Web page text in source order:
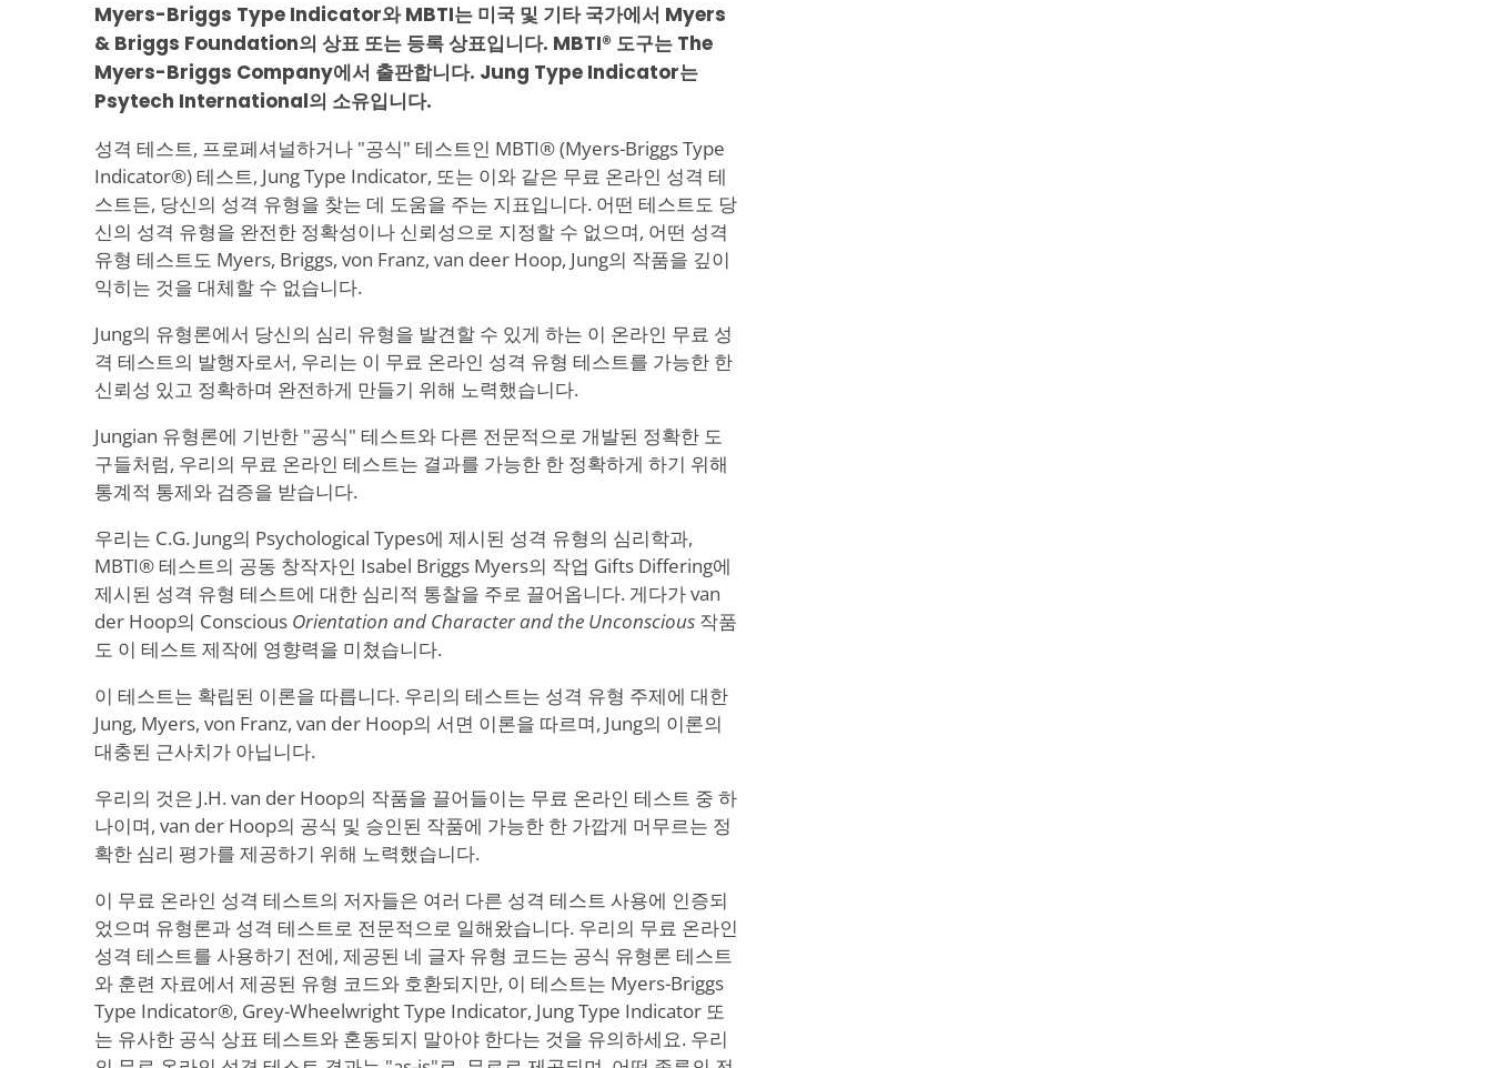
Myers-Briggs Type Indicator와 MBTI는 미국 및 기타 국가에서 Myers
& Briggs Foundation의 상표 또는 등록 상표입니다. MBTI® 도구는 The
Myers-Briggs Company에서 출판합니다. Jung Type Indicator는
Psytech International의 소유입니다.
성격 테스트, 프로페셔널하거나 "공식" 테스트인 MBTI® (Myers-Briggs Type
Indicator®) 테스트, Jung Type Indicator, 또는 이와 같은 무료 온라인 성격 테
스트든, 당신의 성격 유형을 찾는 데 도움을 주는 지표입니다. 어떤 테스트도 당
신의 성격 유형을 완전한 정확성이나 신뢰성으로 지정할 수 없으며, 어떤 성격
유형 테스트도 Myers, Briggs, von Franz, van deer Hoop, Jung의 작품을 깊이
익히는 것을 대체할 수 없습니다.
Jung의 유형론에서 당신의 심리 유형을 발견할 수 있게 하는 이 온라인 무료 성
격 테스트의 발행자로서, 우리는 이 무료 온라인 성격 유형 테스트를 가능한 한
신뢰성 있고 정확하며 완전하게 만들기 위해 노력했습니다.
Jungian 유형론에 기반한 "공식" 테스트와 다른 전문적으로 개발된 정확한 도
구들처럼, 우리의 무료 온라인 테스트는 결과를 가능한 한 정확하게 하기 위해
통계적 통제와 검증을 받습니다.
우리는 C.G. Jung의 Psychological Types에 제시된 성격 유형의 심리학과,
MBTI® 테스트의 공동 창작자인 Isabel Briggs Myers의 작업 Gifts Differing에
제시된 성격 유형 테스트에 대한 심리적 통찰을 주로 끌어옵니다. 게다가 van
der Hoop의 Conscious Orientation and Character and the Unconscious 작품
도 이 테스트 제작에 영향력을 미쳤습니다.
이 테스트는 확립된 이론을 따릅니다. 우리의 테스트는 성격 유형 주제에 대한
Jung, Myers, von Franz, van der Hoop의 서면 이론을 따르며, Jung의 이론의
대충된 근사치가 아닙니다.
우리의 것은 J.H. van der Hoop의 작품을 끌어들이는 무료 온라인 테스트 중 하
나이며, van der Hoop의 공식 및 승인된 작품에 가능한 한 가깝게 머무르는 정
확한 심리 평가를 제공하기 위해 노력했습니다.
이 무료 온라인 성격 테스트의 저자들은 여러 다른 성격 테스트 사용에 인증되
었으며 유형론과 성격 테스트로 전문적으로 일해왔습니다. 우리의 무료 온라인
성격 테스트를 사용하기 전에, 제공된 네 글자 유형 코드는 공식 유형론 테스트
와 훈련 자료에서 제공된 유형 코드와 호환되지만, 이 테스트는 Myers-Briggs
Type Indicator®, Grey-Wheelwright Type Indicator, Jung Type Indicator 또
는 유사한 공식 상표 테스트와 혼동되지 말아야 한다는 것을 유의하세요. 우리